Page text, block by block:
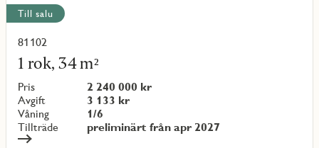
Visa
alla
objekt
Till salu
81102
1 rok, 34 m²
Pris
2 240 000 kr
Avgift
3 133 kr
Våning
1/6
Tillträde
preliminärt från apr 2027
Läs
mer
om
objekt
{objectNumber}